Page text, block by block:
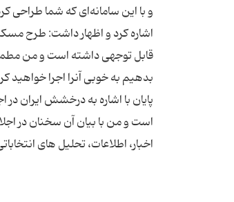
و با این سامانه‌ای كه شما
اشاره كرد و اظهار داشت: طرح
قابل توجهی داشته است و من
بدهیم به خوبی آنرا اجرا خواهید
پایان با اشاره به درخشش ایران
است و من با بیان آن سخنان در
اخبار، اطلاعات، تحلیل های